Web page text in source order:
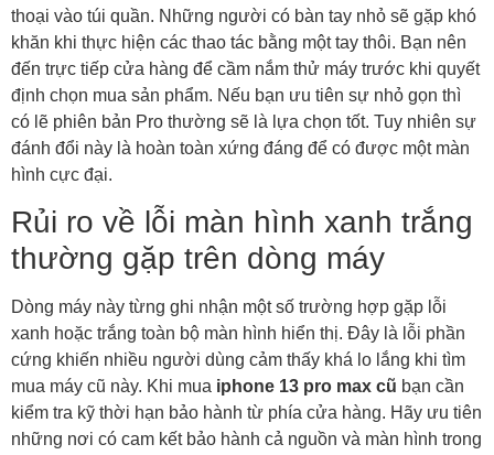
thoại vào túi quần. Những người có bàn tay nhỏ sẽ gặp khó
khăn khi thực hiện các thao tác bằng một tay thôi. Bạn nên
đến trực tiếp cửa hàng để cầm nắm thử máy trước khi quyết
định chọn mua sản phẩm. Nếu bạn ưu tiên sự nhỏ gọn thì
có lẽ phiên bản Pro thường sẽ là lựa chọn tốt. Tuy nhiên sự
đánh đổi này là hoàn toàn xứng đáng để có được một màn
hình cực đại.
Rủi ro về lỗi màn hình xanh trắng
thường gặp trên dòng máy
Dòng máy này từng ghi nhận một số trường hợp gặp lỗi
xanh hoặc trắng toàn bộ màn hình hiển thị. Đây là lỗi phần
cứng khiến nhiều người dùng cảm thấy khá lo lắng khi tìm
mua máy cũ này. Khi mua iphone 13 pro max cũ bạn cần
kiểm tra kỹ thời hạn bảo hành từ phía cửa hàng. Hãy ưu tiên
những nơi có cam kết bảo hành cả nguồn và màn hình trong